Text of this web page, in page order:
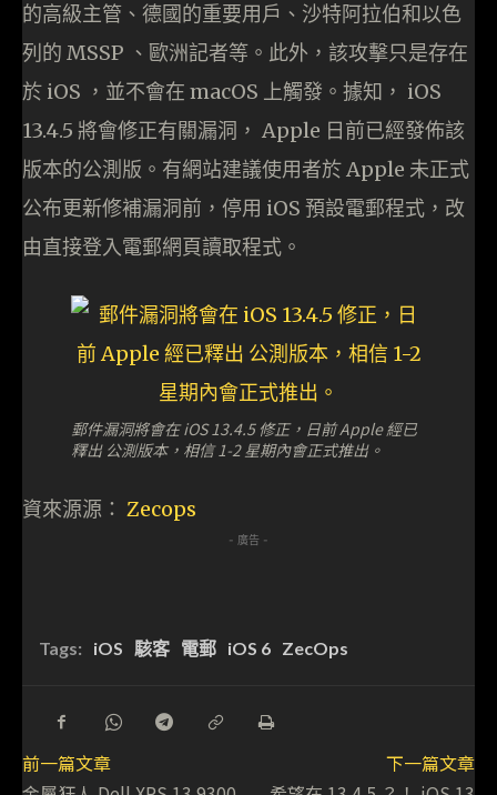
的高級主管、德國的重要用戶、沙特阿拉伯和以色
列的 MSSP 、歐洲記者等。此外，該攻擊只是存在
於 iOS ，並不會在 macOS 上觸發。據知， iOS
13.4.5 將會修正有關漏洞， Apple 日前已經發佈該
版本的公測版。有網站建議使用者於 Apple 未正式
公布更新修補漏洞前，停用 iOS 預設電郵程式，改
由直接登入電郵網頁讀取程式。
郵件漏洞將會在 iOS 13.4.5 修正，日前 Apple 經已
釋出 公測版本，相信 1-2 星期內會正式推出。
資來源源： Zecops
- 廣告 -
Tags: iOS 駭客 電郵 iOS 6 ZecOps
前一篇文章
下一篇文章